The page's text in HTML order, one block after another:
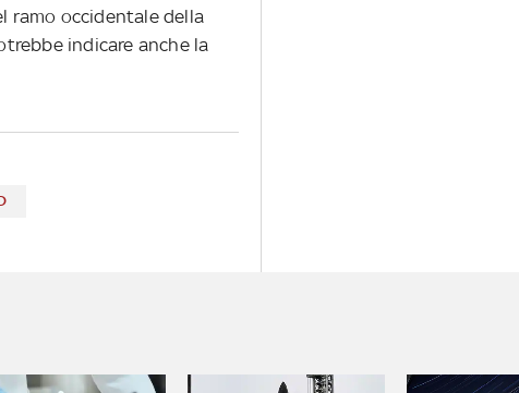
ramo occidentale della
indicare anche la